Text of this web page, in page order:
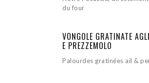
du four
VONGOLE GRATINATE
E PREZZEMOLO
Palourdes gratinées ail &